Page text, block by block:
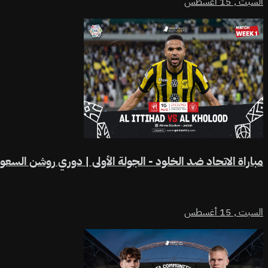
مباراة الاتحاد ضد الخلود - الجولة الأولى | دوري روشن
السبت ,15 أغسطس